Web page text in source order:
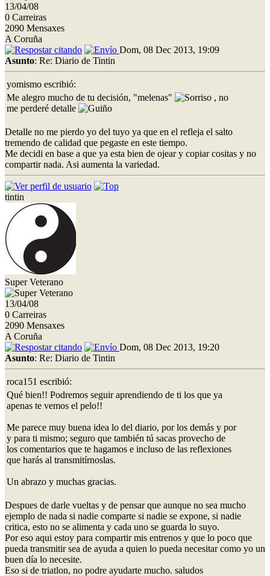
13/04/08
0 Carreiras
2090 Mensaxes
A Coruña
Dom, 08 Dec 2013, 19:09
Asunto: Re: Diario de Tintin
yomismo escribió:
Me alegro mucho de tu decisión, "melenas"
, no
me perderé detalle
Detalle no me pierdo yo del tuyo ya que en el refleja el salto
tremendo de calidad que pegaste en este tiempo.
Me decidi en base a que ya esta bien de ojear y copiar cositas y no
compartir nada. Asi aumenta la variedad.
tintin
Super Veterano
13/04/08
0 Carreiras
2090 Mensaxes
A Coruña
Dom, 08 Dec 2013, 19:20
Asunto: Re: Diario de Tintin
roca151 escribió:
Qué bien!! Podremos seguir aprendiendo de ti los que ya
apenas te vemos el pelo!!
Me parece muy buena idea lo del diario, por los demás y por
y para ti mismo; seguro que también tú sacas provecho de
los comentarios que te hagamos e incluso de las reflexiones
que harás al transmitírnoslas.
Un abrazo y muchas gracias.
Despues de darle vueltas y de pensar que aunque no sea mucho
ejemplo de nada si nadie comparte si nadie se expone, si nadie
critica, esto no se alimenta y cada uno se guarda lo suyo.
Por eso aqui estoy para compartir mis entrenos y que lo poco que
pueda transmitir sea de ayuda a quien lo pueda necesitar como yo un
buen día lo necesite.
Eso si de triatlon, no podre ayudarte mucho. saludos